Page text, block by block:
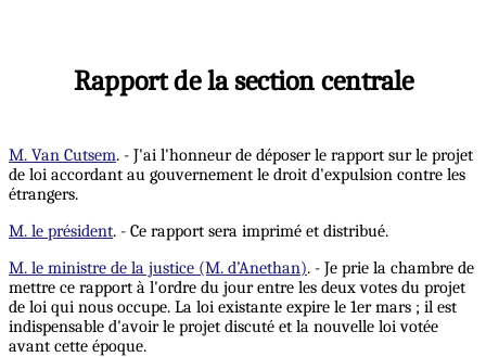
Rapport de la section centrale
M. Van Cutsem. - J'ai l'honneur de déposer le rapport sur le projet
de loi accordant au gouvernement le droit d'expulsion contre les
étrangers.
M. le président. - Ce rapport sera imprimé et distribué.
M. le ministre de la justice (M. d’Anethan). - Je prie la chambre de
mettre ce rapport à l'ordre du jour entre les deux votes du projet
de loi qui nous occupe. La loi existante expire le 1er mars ; il est
indispensable d'avoir le projet discuté et la nouvelle loi votée
avant cette époque.